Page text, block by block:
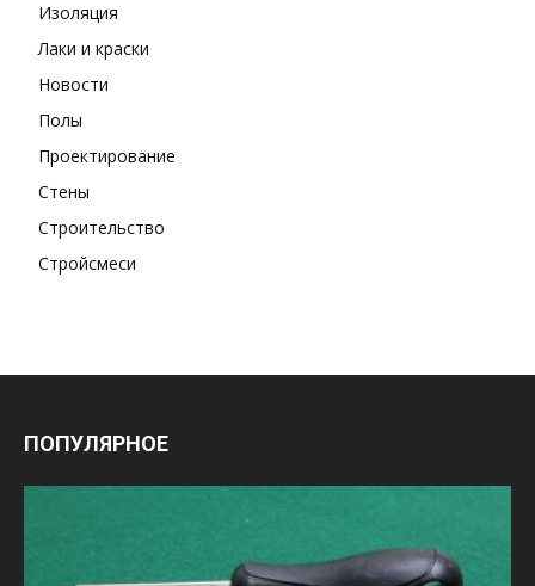
Изоляция
Лаки и краски
Новости
Полы
Проектирование
Стены
Строительство
Стройсмеси
ПОПУЛЯРНОЕ